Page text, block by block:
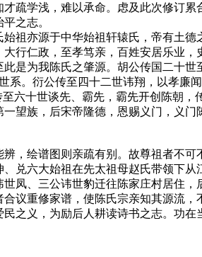
疏学浅，难以承命。虑及此次修订累
之志。
祖亦源于中华始祖轩辕氏，帝有土德
行仁政，至孝笃亲，百姓安居乐业，
是为我陈氏之肇源。胡公传国二十世
系。衍公传至四十二世讳翔，以孝廉
六十世谈先、霸先，霸先开创陈朝，
望族，后宋帝隆德，恩赐义门，义门
，绘谱图则亲疏有别。故尊祖者不可
兑六大始祖在先太祖母赵氏带领下从
凤、三公讳世豹迁往陈家庄村居住，
议重修家谱，使陈氏宗亲知其源流，
之义，为励后人耕读诗书之志。功在